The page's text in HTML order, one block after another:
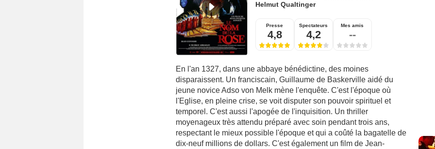
Helmut Qualtinger
Presse
4,8
Spectateurs
4,2
Mes amis
--
En l'an 1327, dans une abbaye bénédictine, des moines
disparaissent. Un franciscain, Guillaume de Baskerville aidé du
jeune novice Adso von Melk mène l'enquête. C'est l'époque où
l'Eglise, en pleine crise, se voit disputer son pouvoir spirituel et
temporel. C'est aussi l'apogée de l'inquisition. Un thriller
moyenageux très attendu préparé avec soin pendant trois ans,
respectant le mieux possible l'époque et qui a coûté la bagatelle de
dix-neuf millions de dollars. C'est également un film de Jean-